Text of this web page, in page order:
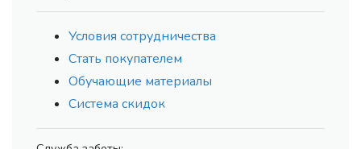
Условия сотрудничества
Стать покупателем
Обучающие материалы
Система скидок